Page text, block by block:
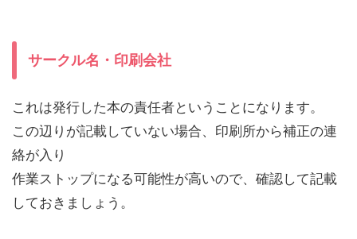
サークル名・印刷会社
これは発行した本の責任者ということになります。
この辺りが記載していない場合、印刷所から補正の連
絡が入り
作業ストップになる可能性が高いので、確認して記載
しておきましょう。